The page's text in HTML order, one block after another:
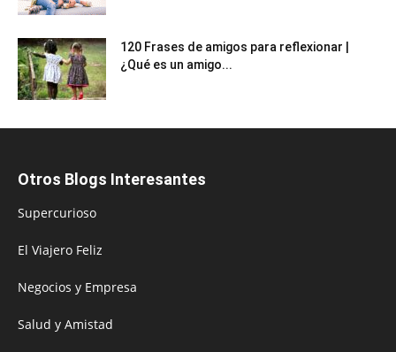
120 Frases de amigos para reflexionar |
¿Qué es un amigo...
Otros Blogs Interesantes
Supercurioso
El Viajero Feliz
Negocios y Empresa
Salud y Amistad